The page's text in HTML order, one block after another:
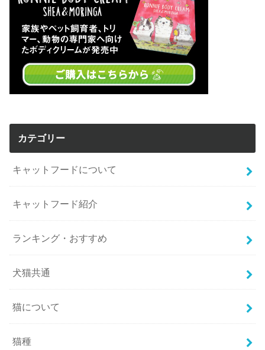
カテゴリー
キャットフードについて
キャットフード紹介
ランキング・おすすめ
犬猫共通
猫について
猫種